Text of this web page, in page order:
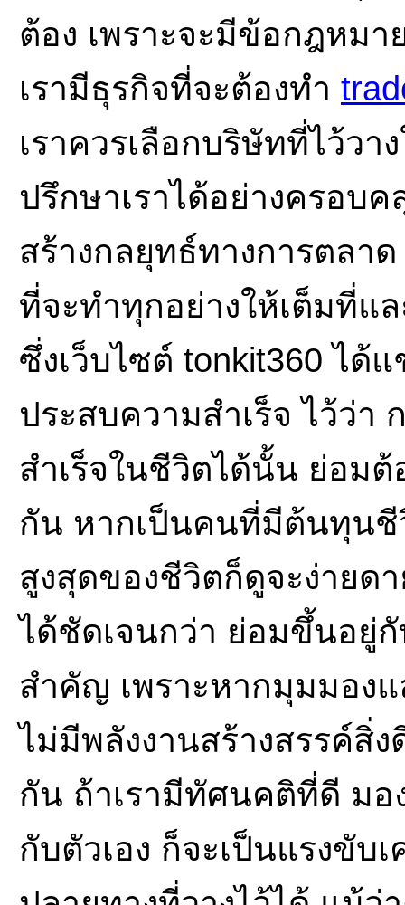
ต้อง เพราะจะมีข้อกฎหมา
เรามีธุรกิจที่จะต้องทำ
เราควรเลือกบริษัทที่ไว้วา
ปรึกษาเราได้อย่างครอบ
สร้างกลยุทธ์ทางการตลา
ที่จะทำทุกอย่างให้เต็มที่แ
ซึ่งเว็บไซต์ tonkit360 ได้
ประสบความสำเร็จ ไว้ว่า
สำเร็จในชีวิตได้นั้น ย่อม
กัน หากเป็นคนที่มีต้นทุนชี
สูงสุดของชีวิตก็ดูจะง่ายด
ได้ชัดเจนกว่า ย่อมขึ้นอยู่
สำคัญ เพราะหากมุมมอง
ไม่มีพลังงานสร้างสรรค์สิ่
กัน ถ้าเรามีทัศนคติที่ดี มอ
กับตัวเอง ก็จะเป็นแรงขับ